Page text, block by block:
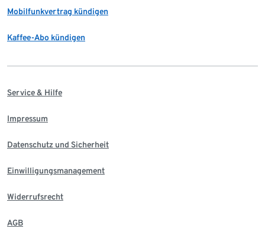
Mobilfunkvertrag kündigen
Kaffee-Abo kündigen
Service & Hilfe
Impressum
Datenschutz und Sicherheit
Einwilligungsmanagement
Widerrufsrecht
AGB